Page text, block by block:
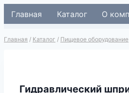
Перейти
Главная Каталог О
Главная / Каталог / Пищевое оборудование
Гидравлический